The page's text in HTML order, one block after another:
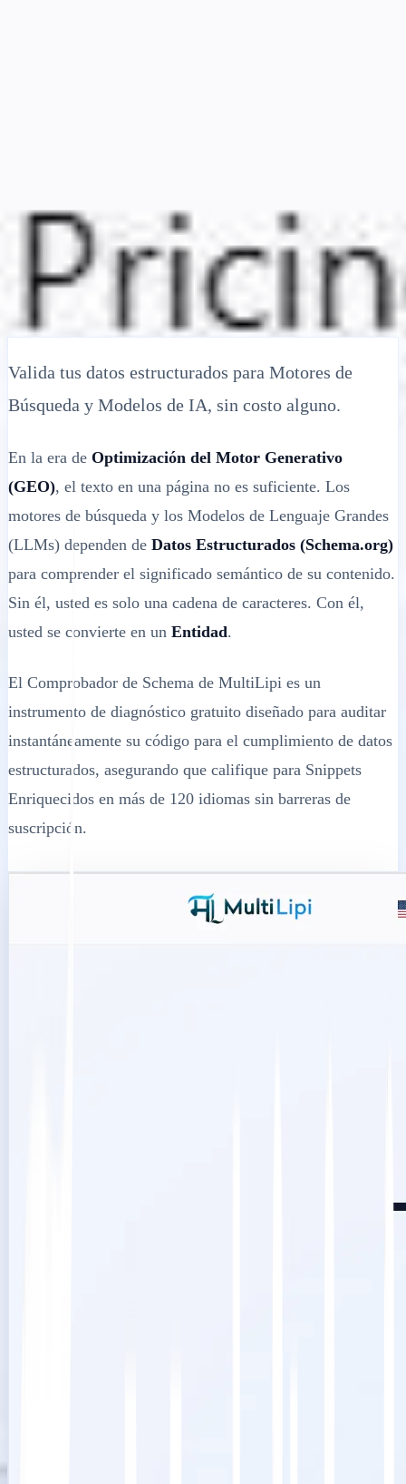
Validador gratuito de marcado Schema:
Prueba y corrige datos estructurados
para fragmentos enriquecidos
5 Min
Valida tus datos estructurados para Motores de
Búsqueda y Modelos de IA, sin costo alguno.
En la era de Optimización del Motor Generativo
(GEO), el texto en una página no es suficiente. Los
motores de búsqueda y los Modelos de Lenguaje Grandes
(LLMs) dependen de Datos Estructurados (Schema.org)
para comprender el significado semántico de su contenido.
Sin él, usted es solo una cadena de caracteres. Con él,
usted se convierte en un Entidad.
El Comprobador de Schema de MultiLipi es un
instrumento de diagnóstico gratuito diseñado para auditar
instantáneamente su código para el cumplimiento de datos
estructurados, asegurando que califique para Snippets
Enriquecidos en más de 120 idiomas sin barreras de
suscripción.